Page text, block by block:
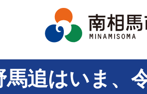
追はいま、